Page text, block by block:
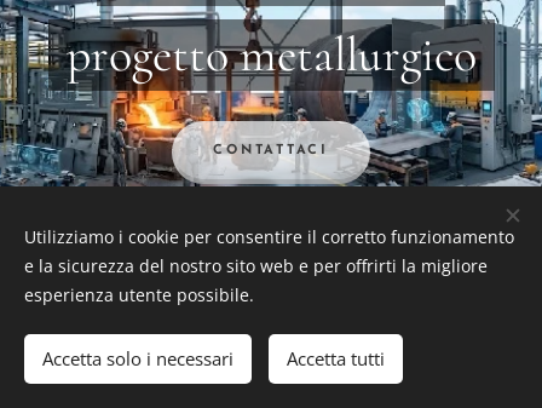
progetto metallurgico
CONTATTACI
Utilizziamo i cookie per consentire il corretto funzionamento
e la sicurezza del nostro sito web e per offrirti la migliore
esperienza utente possibile.
Accetta solo i necessari Accetta tutti